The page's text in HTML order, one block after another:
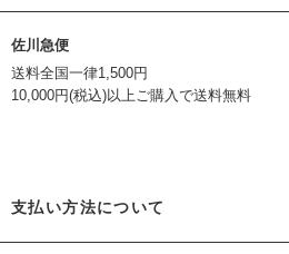
佐川急便
送料全国一律1,500円
10,000円(税込)以上ご購入で送料無料
支払い方法について